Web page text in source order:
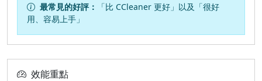
最常見的好評：
「比 CCleaner 更好」以及「很好
用、容易上手」
效能重點